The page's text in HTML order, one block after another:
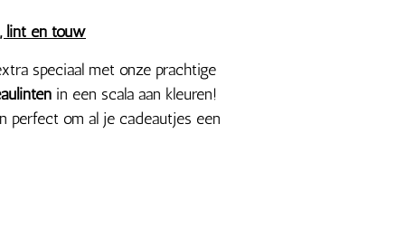
lint en touw
speciaal met onze prachtige
in een scala aan kleuren!
perfect om al je cadeautjes een